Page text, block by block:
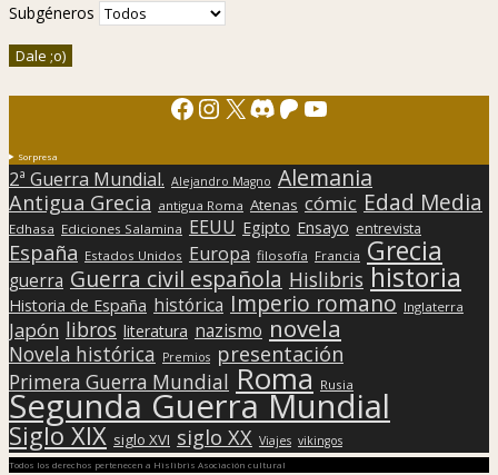
Subgéneros
Facebook
Instagram
X Discord
Patreon
YouTube
Sorpresa
2ª Guerra Mundial. Alejandro Magno Alemania
Antigua Grecia antigua Roma Atenas cómic Edad Media
Edhasa Ediciones Salamina EEUU Egipto Ensayo entrevista
España Estados Unidos Europa filosofía Francia Grecia
guerra Guerra civil española Hislibris historia
Historia de España histórica Imperio romano Inglaterra
Japón libros literatura nazismo novela
Novela histórica Premios presentación
Primera Guerra Mundial Roma Rusia
Segunda Guerra Mundial
Siglo XIX siglo XVI siglo XX Viajes vikingos
Todos los derechos pertenecen a Hislibris Asociación cultural